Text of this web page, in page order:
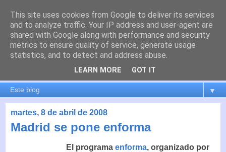
es por madrid
El blog de Madrid y su actualidad, proyectos, transporte,
movilidad, arquitectura, participación, medio ambiente,
educación, empleo, ...
▼
martes, 8 de abril de 2008
Madrid se pone enforma
El programa enforma, organizado por
This site uses cookies from Google to deliver its services
and to analyze traffic. Your IP address and user-agent are
shared with Google along with performance and security
metrics to ensure quality of service, generate usage
statistics, and to detect and address abuse.
LEARN MORE GOT IT